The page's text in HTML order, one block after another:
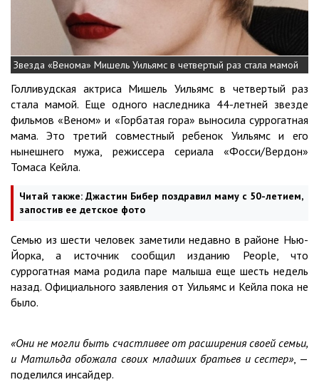
Звезда «Венома» Мишель Уильямс в четвертый раз стала мамой
Голливудская актриса Мишель Уильямс в четвертый раз
стала мамой. Еще одного наследника 44-летней звезде
фильмов «Веном» и «Горбатая гора» выносила суррогатная
мама. Это третий совместный ребенок Уильямс и его
нынешнего мужа, режиссера сериала «Фосси/Вердон»
Томаса Кейла.
Читай также: Джастин Бибер поздравил маму с 50-летием,
запостив ее детское фото
Семью из шести человек заметили недавно в районе Нью-
Йорка, а источник сообщил изданию People, что
суррогатная мама родила паре малыша еще шесть недель
назад. Официального заявления от Уильямс и Кейла пока не
было.
«Они не могли быть счастливее от расширения своей семьи,
и Матильда обожала своих младших братьев и сестер», —
поделился инсайдер.